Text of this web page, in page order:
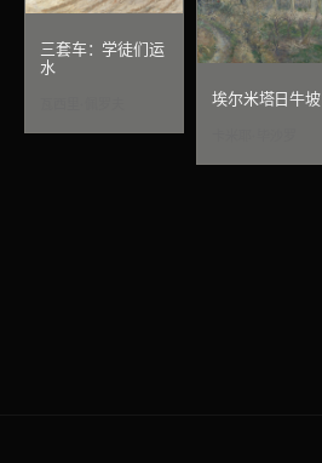
三套车：学徒们运
水
埃尔米塔日牛坡